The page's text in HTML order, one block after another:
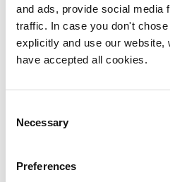
and ads, provide social media
traffic. In case you don't
explicitly and use our website,
have accepted all cookies.
Selection
Necessary
Preferences
platform tersebut
yang terkait dengan profesi
mereka juga dikurasi
yang lebih relevan dan